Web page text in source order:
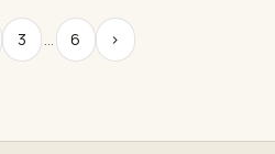
3 6 ›